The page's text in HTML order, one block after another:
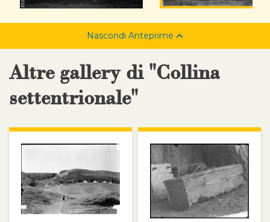
Nascondi Anteprime
Altre gallery di "Collina
settentrionale"